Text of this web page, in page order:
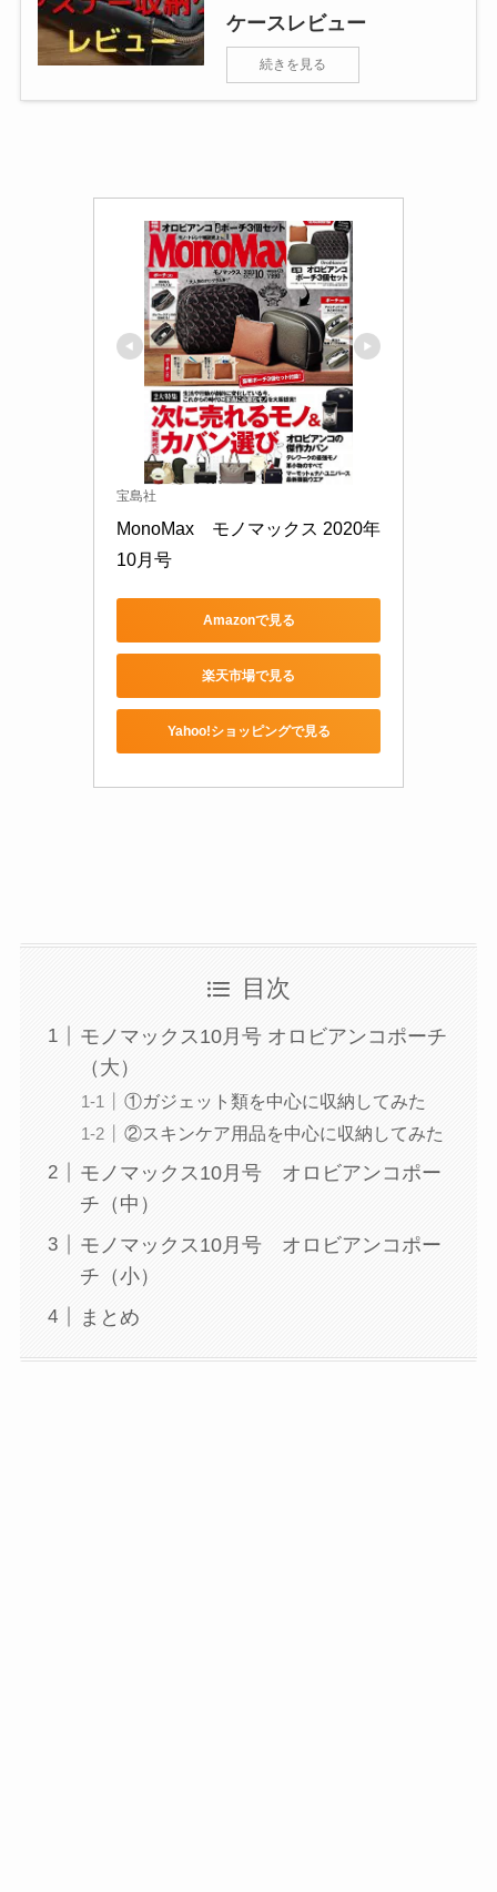
ケースレビュー
続きを見る
宝島社
MonoMax　モノマックス 2020年
10月号
Amazonで見る
楽天市場で見る
Yahoo!ショッピングで見る
目次
モノマックス10月号 オロビアンコポーチ
（大）
①ガジェット類を中心に収納してみた
②スキンケア用品を中心に収納してみた
モノマックス10月号 オロビアンコポー
チ（中）
モノマックス10月号 オロビアンコポー
チ（小）
まとめ